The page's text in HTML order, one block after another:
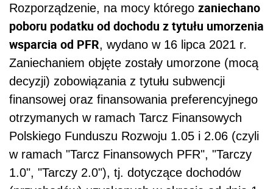
Rozporządzenie, na mocy którego zaniechano
poboru podatku od dochodu z tytułu umorzenia
wsparcia od PFR, wydano w 16 lipca 2021 r.
Zaniechaniem objęte zostały umorzone (mocą
decyzji) zobowiązania z tytułu subwencji
finansowej oraz finansowania preferencyjnego
otrzymanych w ramach Tarcz Finansowych
Polskiego Funduszu Rozwoju 1.05 i 2.06 (czyli
w ramach "Tarcz Finansowych PFR", "Tarczy
1.0", "Tarczy 2.0"), tj. dotyczące dochodów